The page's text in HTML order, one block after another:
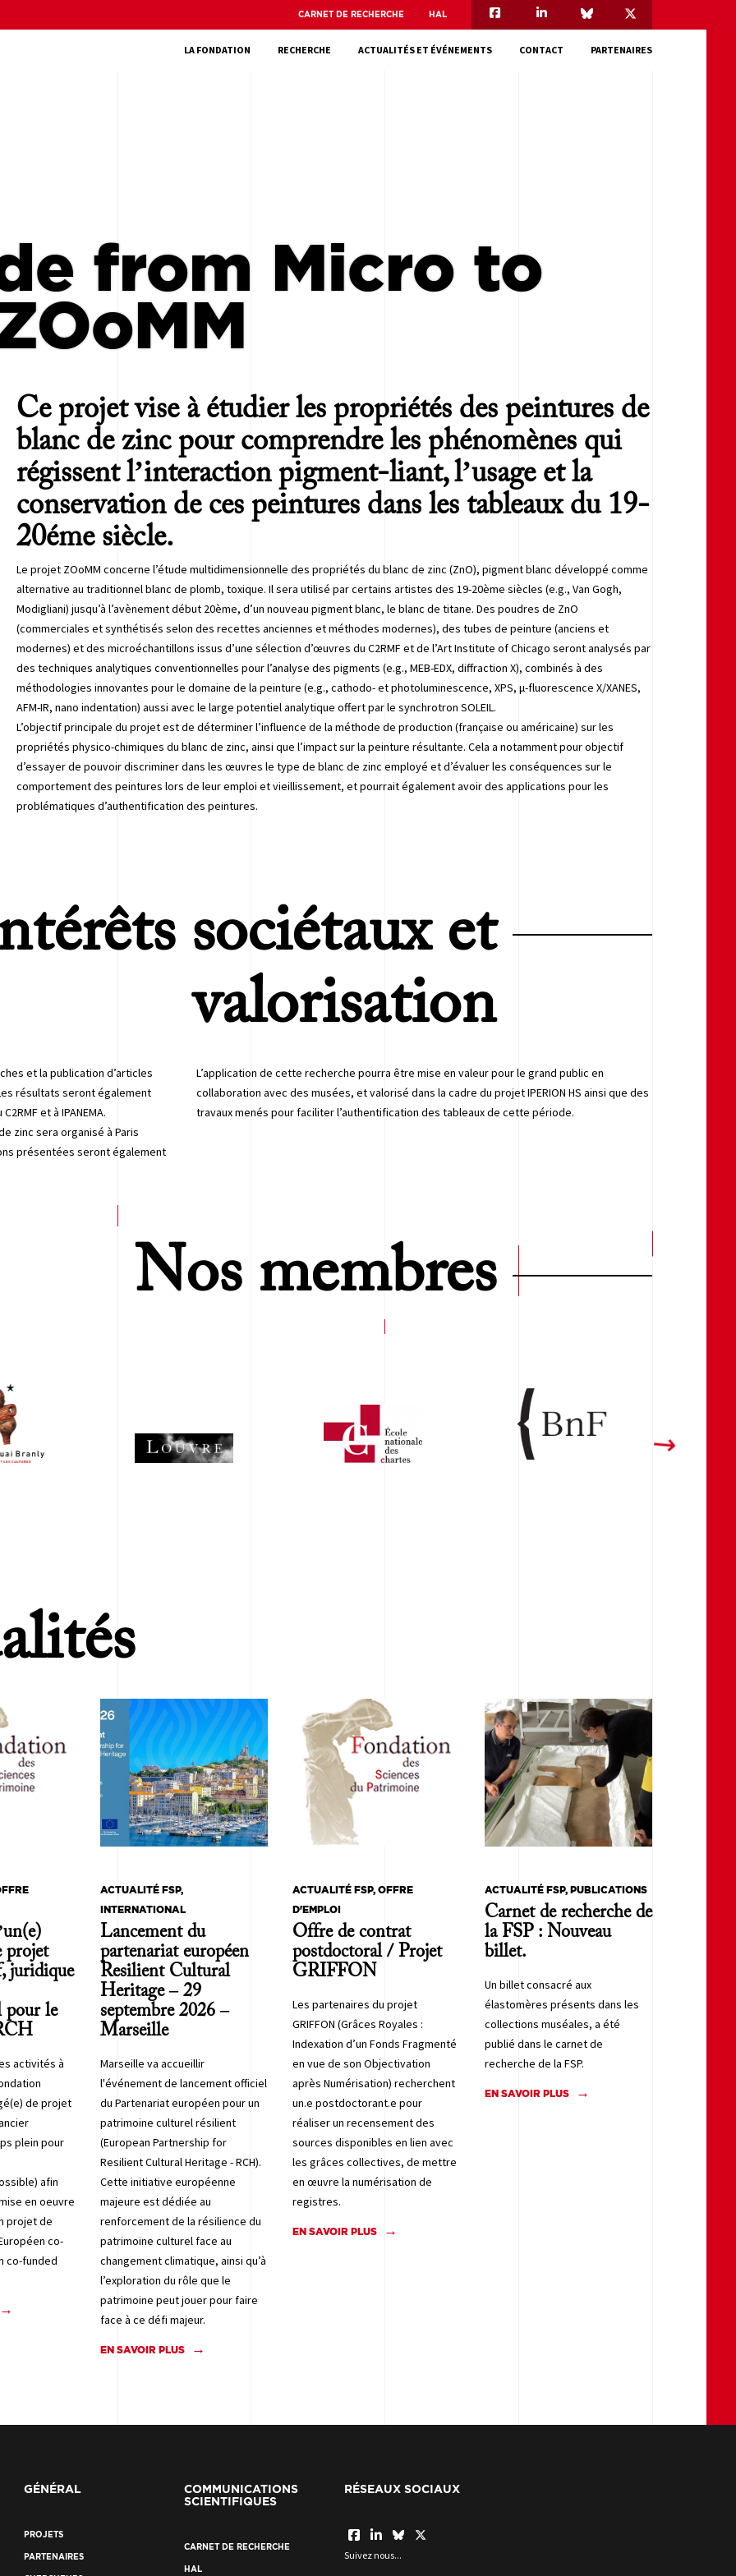
CARNET DE RECHERCHE HAL
LA FONDATION RECHERCHE ACTUALITÉS ET ÉVÉNEMENTS CONTACT PARTENAIRES
from Micro to
Ce projet vise à étudier les propriétés des peintures de
blanc de zinc pour comprendre les phénomènes qui
régissent l’interaction pigment-liant, l’usage et la
conservation de ces peintures dans les tableaux du 19-
20éme siècle.
Le projet ZOoMM concerne l’étude multidimensionnelle des propriétés du blanc de zinc (ZnO), pigment blanc développé comme
alternative au traditionnel blanc de plomb, toxique. Il sera utilisé par certains artistes des 19-20ème siècles (e.g., Van Gogh,
Modigliani) jusqu’à l’avènement début 20ème, d’un nouveau pigment blanc, le blanc de titane. Des poudres de ZnO
(commerciales et synthétisés selon des recettes anciennes et méthodes modernes), des tubes de peinture (anciens et
modernes) et des microéchantillons issus d’une sélection d’œuvres du C2RMF et de l’Art Institute of Chicago seront analysés par
des techniques analytiques conventionnelles pour l’analyse des pigments (e.g., MEB-EDX, diffraction X), combinés à des
méthodologies innovantes pour le domaine de la peinture (e.g., cathodo- et photoluminescence, XPS, μ-fluorescence X/XANES,
AFM-IR, nano indentation) aussi avec le large potentiel analytique offert par le synchrotron SOLEIL.
L’objectif principale du projet est de déterminer l’influence de la méthode de production (française ou américaine) sur les
propriétés physico-chimiques du blanc de zinc, ainsi que l’impact sur la peinture résultante. Cela a notamment pour objectif
d’essayer de pouvoir discriminer dans les œuvres le type de blanc de zinc employé et d’évaluer les conséquences sur le
comportement des peintures lors de leur emploi et vieillissement, et pourrait également avoir des applications pour les
problématiques d’authentification des peintures.
sociétaux et
valorisation
et la publication d’articles
résultats seront également
et à IPANEMA.
zinc sera organisé à Paris
présentées seront également
L’application de cette recherche pourra être mise en valeur pour le grand public en
collaboration avec des musées, et valorisé dans la cadre du projet IPERION HS ainsi que des
travaux menés pour faciliter l’authentification des tableaux de cette période.
Nos membres
projet
juridique
pour le
activités à
de projet
plein pour
afin
en oeuvre
projet de
co-
co-funded
ACTUALITÉ FSP,
INTERNATIONAL
Lancement du
partenariat européen
Resilient Cultural
Heritage – 29
septembre 2026 –
Marseille
Marseille va accueillir
l'événement de lancement officiel
du Partenariat européen pour un
patrimoine culturel résilient
(European Partnership for
Resilient Cultural Heritage - RCH).
Cette initiative européenne
majeure est dédiée au
renforcement de la résilience du
patrimoine culturel face au
changement climatique, ainsi qu’à
l’exploration du rôle que le
patrimoine peut jouer pour faire
face à ce défi majeur.
EN SAVOIR PLUS
ACTUALITÉ FSP, OFFRE
D'EMPLOI
Offre de contrat
postdoctoral / Projet
GRIFFON
Les partenaires du projet
GRIFFON (Grâces Royales :
Indexation d’un Fonds Fragmenté
en vue de son Objectivation
après Numérisation) recherchent
un.e postdoctorant.e pour
réaliser un recensement des
sources disponibles en lien avec
les grâces collectives, de mettre
en œuvre la numérisation de
registres.
EN SAVOIR PLUS
ACTUALITÉ FSP, PUBLICATIONS
Carnet de recherche de
la FSP : Nouveau
billet.
Un billet consacré aux
élastomères présents dans les
collections muséales, a été
publié dans le carnet de
recherche de la FSP.
EN SAVOIR PLUS
GÉNÉRAL
PROJETS
PARTENAIRES
COMMUNICATIONS
SCIENTIFIQUES
CARNET DE RECHERCHE
HAL
RÉSEAUX SOCIAUX
Suivez nous...